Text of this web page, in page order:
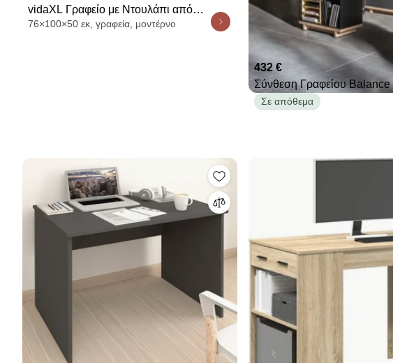
vidaXL Γραφείο με Ντουλάπι από
Τεχνητό Ξύλο Δρυός
76×100×50 εκ, γραφεία, μοντέρνο
432 €
Σύνθεση Γραφείου Balance
Σε απόθεμα